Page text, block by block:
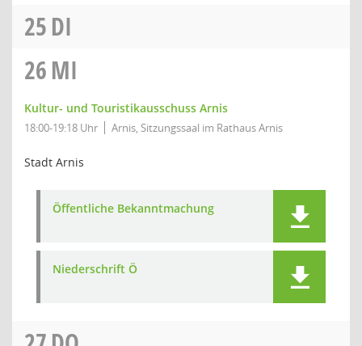
25DI
26MI
Kultur- und Touristikausschuss Arnis
18:00-19:18 Uhr Arnis, Sitzungssaal im Rathaus Arnis
Stadt Arnis
Öffentliche Bekanntmachung
Niederschrift Ö